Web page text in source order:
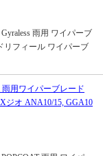
雨用 ワイパーブ
リフィール ワイパーブ
用ワイパーブレード
ジオ ANA10/15, GGA10